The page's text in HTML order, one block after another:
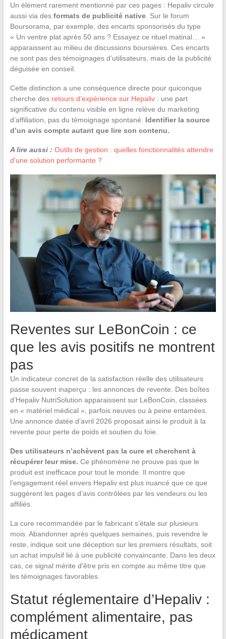
Un élément rarement mentionné par ces pages : Hepaliv circule
aussi via des formats de publicité native. Sur le forum
Boursorama, par exemple, des encarts sponsorisés du type
« Un ventre plat après 50 ans ? Essayez ce rituel matinal… »
apparaissent au milieu de discussions boursières. Ces encarts
ne sont pas des témoignages d’utilisateurs, mais de la publicité
déguisée en conseil.
Cette distinction a une conséquence directe pour quiconque
cherche des retours d’expérience sur Hepaliv: une part
significative du contenu visible en ligne relève du marketing
d’affiliation, pas du témoignage spontané. Identifier la source
d’un avis compte autant que lire son contenu.
A lire aussi : Outils de gestion : quelles fonctionnalités attendre
d'une solution performante ?
Reventes sur LeBonCoin : ce
que les avis positifs ne montrent
pas
Un indicateur concret de la satisfaction réelle des utilisateurs
passe souvent inaperçu : les annonces de revente. Des boîtes
d’Hepaliv NutriSolution apparaissent sur LeBonCoin, classées
en « matériel médical », parfois neuves ou à peine entamées.
Une annonce datée d’avril 2026 proposait ainsi le produit à la
revente pour perte de poids et soutien du foie.
Des utilisateurs n’achèvent pas la cure et cherchent à
récupérer leur mise. Ce phénomène ne prouve pas que le
produit est inefficace pour tout le monde. Il montre que
l’engagement réel envers Hepaliv est plus nuancé que ce que
suggèrent les pages d’avis contrôlées par les vendeurs ou les
affiliés.
La cure recommandée par le fabricant s’étale sur plusieurs
mois. Abandonner après quelques semaines, puis revendre le
reste, indique soit une déception sur les premiers résultats, soit
un achat impulsif lié à une publicité convaincante. Dans les deux
cas, ce signal mérite d’être pris en compte au même titre que
les témoignages favorables.
Statut réglementaire d’Hepaliv :
complément alimentaire, pas
médicament